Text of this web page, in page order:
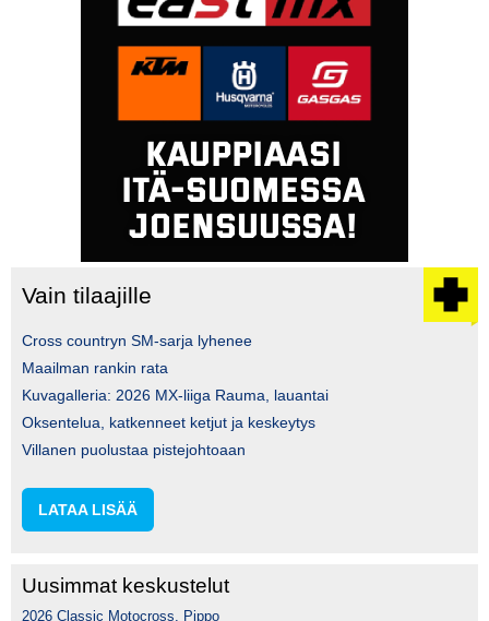
Vain tilaajille
Cross countryn SM-sarja lyhenee
Maailman rankin rata
Kuvagalleria: 2026 MX-liiga Rauma, lauantai
Oksentelua, katkenneet ketjut ja keskeytys
Villanen puolustaa pistejohtoaan
LATAA LISÄÄ
Uusimmat keskustelut
2026 Classic Motocross, Pippo